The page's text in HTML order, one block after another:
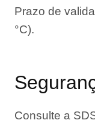
Prazo de
°C).
Consulte a